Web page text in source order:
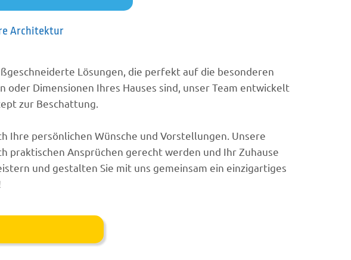
Architektur
Lösungen, die perfekt auf die besonderen
Dimensionen Ihres Hauses sind, unser Team entwickelt
zur Beschattung.
Ihre persönlichen Wünsche und Vorstellungen. Unsere
praktischen Ansprüchen gerecht werden und Ihr Zuhause
und gestalten Sie mit uns gemeinsam ein einzigartiges